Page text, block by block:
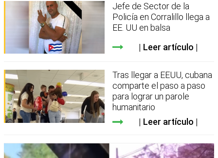
Jefe de Sector de la
Policía en Corralillo llega a
EE. UU en balsa
Leer artículo
Tras llegar a EEUU, cubana
comparte el paso a paso
para lograr un parole
humanitario
Leer artículo